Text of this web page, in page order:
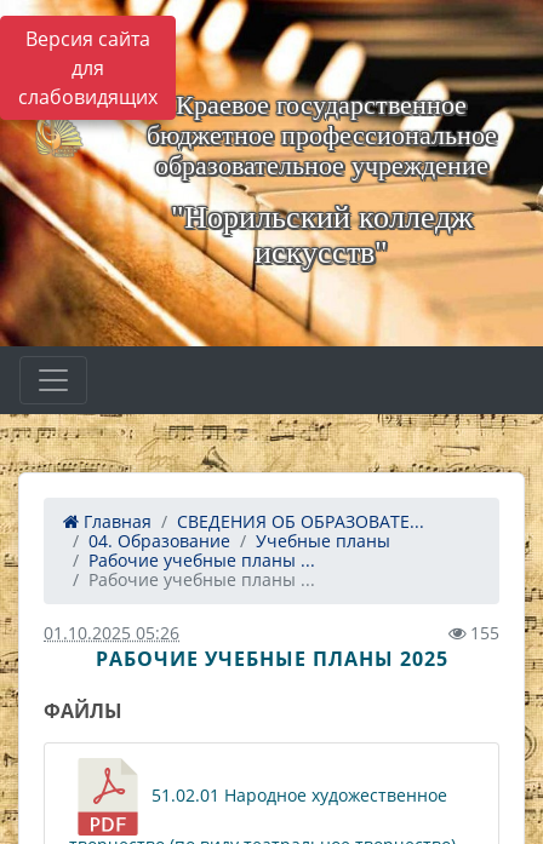
Версия сайта
для
слабовидящих
Краевое государственное
бюджетное профессиональное
образовательное учреждение
"Норильский колледж
искусств"
Главная
СВЕДЕНИЯ ОБ ОБРАЗОВАТЕ...
04. Образование
Учебные планы
Рабочие учебные планы ...
Рабочие учебные планы ...
01.10.2025 05:26 155
РАБОЧИЕ УЧЕБНЫЕ ПЛАНЫ 2025
ФАЙЛЫ
51.02.01 Народное художественное